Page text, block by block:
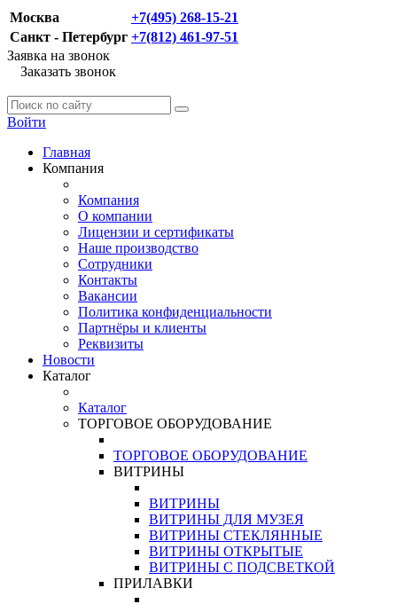
Москва
+7(495) 268-15-21
Санкт - Петербург +7(812) 461-97-51
Заявка на звонок
Заказать звонок
Войти
Главная
Компания
Компания
О компании
Лицензии и сертификаты
Наше производство
Сотрудники
Контакты
Вакансии
Политика конфиденциальности
Партнёры и клиенты
Реквизиты
Новости
Каталог
Каталог
ТОРГОВОЕ ОБОРУДОВАНИЕ
ТОРГОВОЕ ОБОРУДОВАНИЕ
ВИТРИНЫ
ВИТРИНЫ
ВИТРИНЫ ДЛЯ МУЗЕЯ
ВИТРИНЫ СТЕКЛЯННЫЕ
ВИТРИНЫ ОТКРЫТЫЕ
ВИТРИНЫ С ПОДСВЕТКОЙ
ПРИЛАВКИ